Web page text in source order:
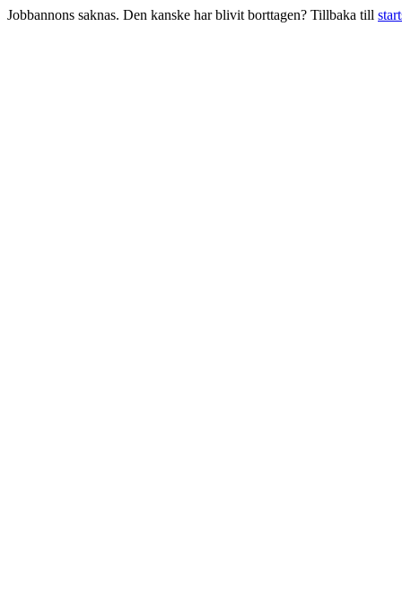
Jobbannons saknas. Den kanske har blivit borttagen? Tillbaka till